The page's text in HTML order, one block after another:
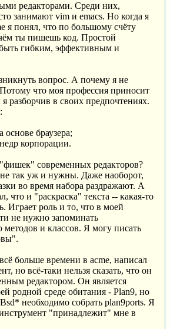
редакторами. Среди них,
занимают vim и emacs. Но когда я
я понял, что по большому счёту
ты пишешь код. Простой
гибким, эффективным и
вопрос. А почему я не
что моя профессия приносит
разборчив в своих предпочтениях.
браузера;
корпорации.
современных редакторов?
так уж и нужны. Даже наоборот,
во время набора раздражают. А
что и "раскраска" текста -- какая-то
Играет роль и то, что в моей
не нужно запоминать
методов и классов. Я могу писать
больше времени в acme, написал
но всё-таки нельзя сказать, что он
редактором. Он является
родной среде обитания - Plan9, но
необходимо собрать plan9ports. Я
"принадлежит" мне в